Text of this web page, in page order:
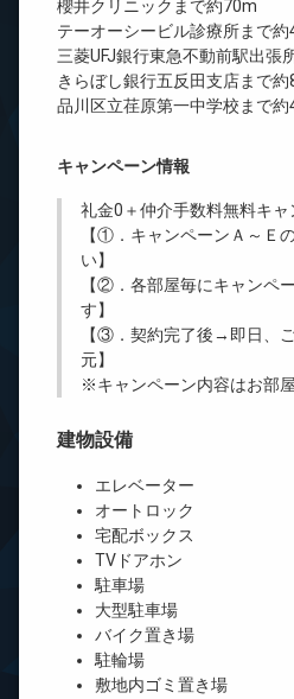
櫻井クリニックまで約70m
テーオーシービル診療所まで
三菱UFJ銀行東急不動前駅出張
きらぼし銀行五反田支店まで
品川区立荏原第一中学校まで約
キャンペーン情報
礼金0 ＋仲介手数料無料キャ
【①．キャンペーンＡ～Ｅ
い】
【②．各部屋毎にキャンペ
す】
【③．契約完了後→即日、
元】
※キャンペーン内容はお部
建物設備
エレベーター
オートロック
宅配ボックス
TVドアホン
駐車場
大型駐車場
バイク置き場
駐輪場
敷地内ゴミ置き場